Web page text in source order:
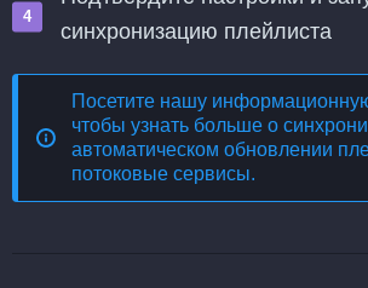
синхронизацию плейлиста
Посетите нашу
чтобы узнать больше о
автоматическом обновлении
потоковые сервисы.